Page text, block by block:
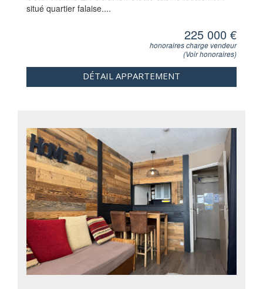
situé quartier falaise....
225 000 €
honoraires charge vendeur
(Voir honoraires)
DÉTAIL APPARTEMENT